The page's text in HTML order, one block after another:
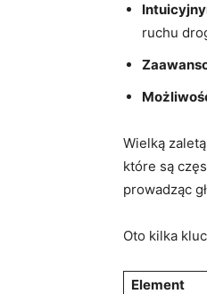
ruchu
Wielką
które są
prowadząc
Oto kilka
Element